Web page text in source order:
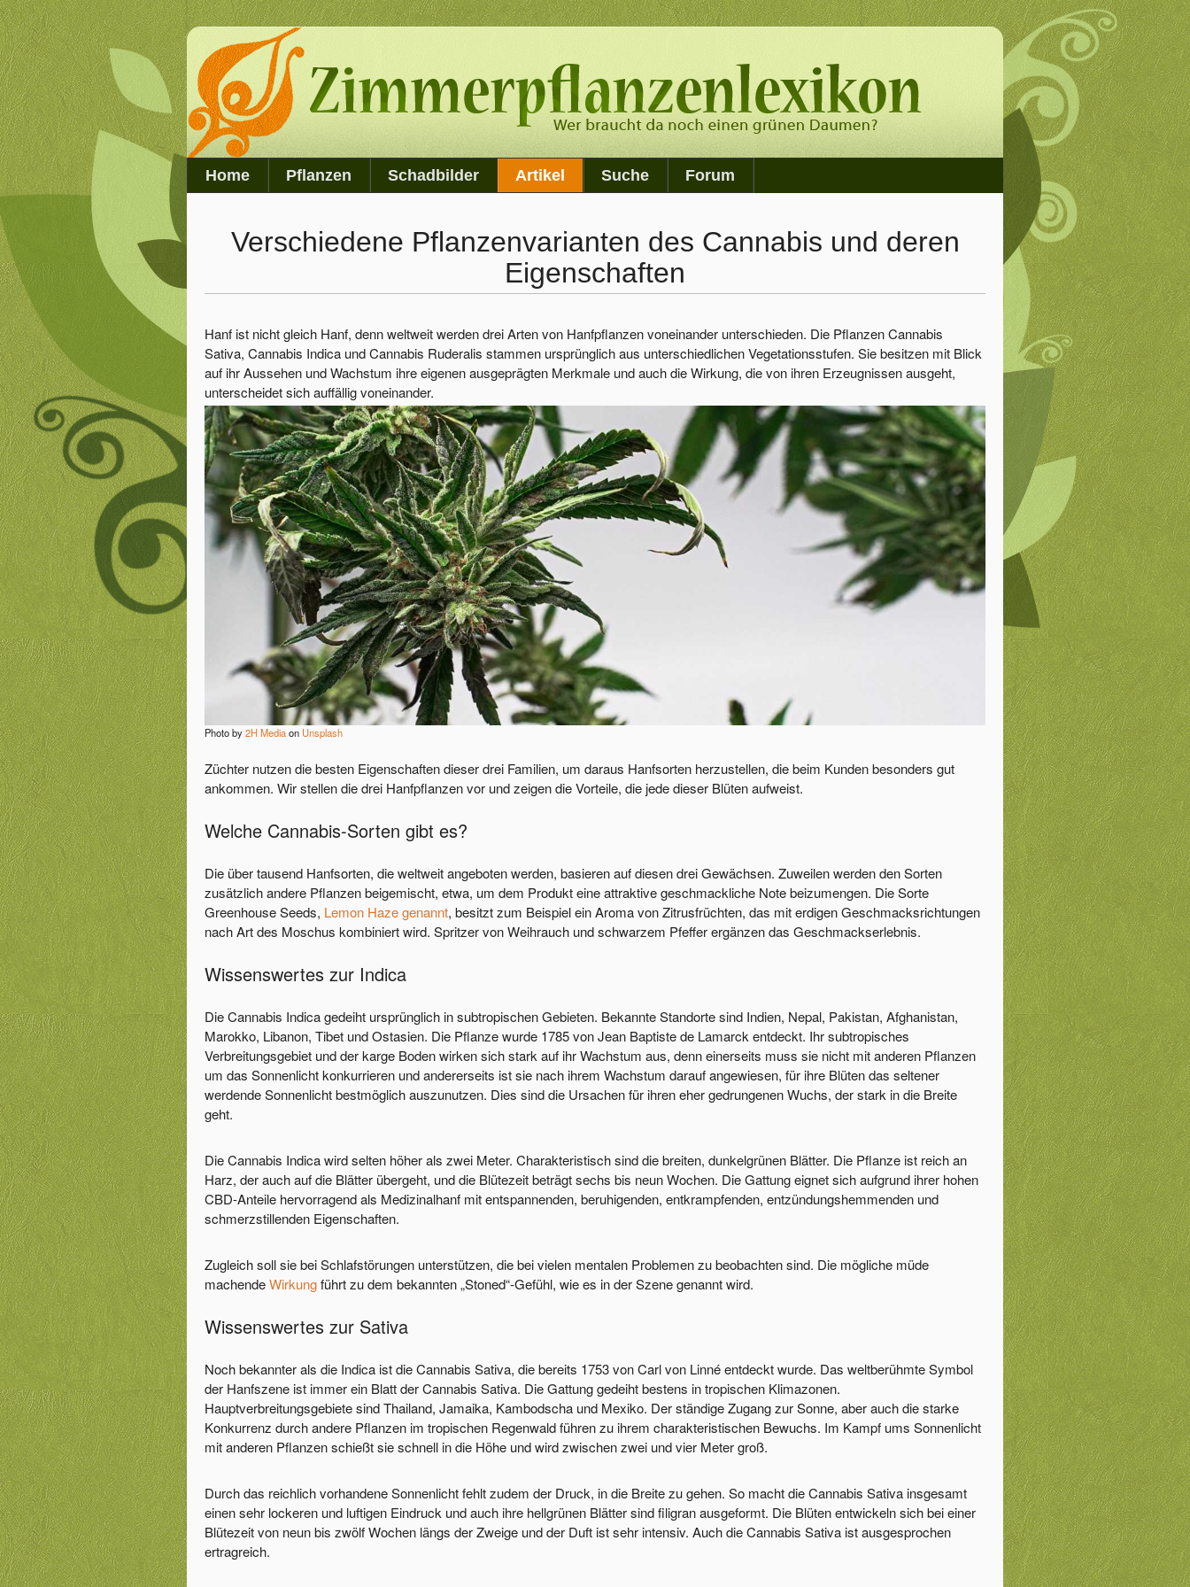
Home Pflanzen Schadbilder Artikel Suche Forum
Verschiedene Pflanzenvarianten des Cannabis und deren
Eigenschaften
Hanf ist nicht gleich Hanf, denn weltweit werden drei Arten von Hanfpflanzen voneinander unterschieden. Die Pflanzen Cannabis
Sativa, Cannabis Indica und Cannabis Ruderalis stammen ursprünglich aus unterschiedlichen Vegetationsstufen. Sie besitzen mit Blick
auf ihr Aussehen und Wachstum ihre eigenen ausgeprägten Merkmale und auch die Wirkung, die von ihren Erzeugnissen ausgeht,
unterscheidet sich auffällig voneinander.
Photo by2H Mediaon Unsplash
Züchter nutzen die besten Eigenschaften dieser drei Familien, um daraus Hanfsorten herzustellen, die beim Kunden besonders gut
ankommen. Wir stellen die drei Hanfpflanzen vor und zeigen die Vorteile, die jede dieser Blüten aufweist.
Welche Cannabis-Sorten gibt es?
Die über tausend Hanfsorten, die weltweit angeboten werden, basieren auf diesen drei Gewächsen. Zuweilen werden den Sorten
zusätzlich andere Pflanzen beigemischt, etwa, um dem Produkt eine attraktive geschmackliche Note beizumengen. Die Sorte
Greenhouse Seeds, Lemon Haze genannt, besitzt zum Beispiel ein Aroma von Zitrusfrüchten, das mit erdigen Geschmacksrichtungen
nach Art des Moschus kombiniert wird. Spritzer von Weihrauch und schwarzem Pfeffer ergänzen das Geschmackserlebnis.
Wissenswertes zur Indica
Die Cannabis Indica gedeiht ursprünglich in subtropischen Gebieten. Bekannte Standorte sind Indien, Nepal, Pakistan, Afghanistan,
Marokko, Libanon, Tibet und Ostasien. Die Pflanze wurde 1785 von Jean Baptiste de Lamarck entdeckt. Ihr subtropisches
Verbreitungsgebiet und der karge Boden wirken sich stark auf ihr Wachstum aus, denn einerseits muss sie nicht mit anderen Pflanzen
um das Sonnenlicht konkurrieren und andererseits ist sie nach ihrem Wachstum darauf angewiesen, für ihre Blüten das seltener
werdende Sonnenlicht bestmöglich auszunutzen. Dies sind die Ursachen für ihren eher gedrungenen Wuchs, der stark in die Breite
geht.
Die Cannabis Indica wird selten höher als zwei Meter. Charakteristisch sind die breiten, dunkelgrünen Blätter. Die Pflanze ist reich an
Harz, der auch auf die Blätter übergeht, und die Blütezeit beträgt sechs bis neun Wochen. Die Gattung eignet sich aufgrund ihrer hohen
CBD-Anteile hervorragend als Medizinalhanf mit entspannenden, beruhigenden, entkrampfenden, entzündungshemmenden und
schmerzstillenden Eigenschaften.
Zugleich soll sie bei Schlafstörungen unterstützen, die bei vielen mentalen Problemen zu beobachten sind. Die mögliche müde
machendeWirkungführt zu dem bekannten „Stoned“-Gefühl, wie es in der Szene genannt wird.
Wissenswertes zur Sativa
Noch bekannter als die Indica ist die Cannabis Sativa, die bereits 1753 von Carl von Linné entdeckt wurde. Das weltberühmte Symbol
der Hanfszene ist immer ein Blatt der Cannabis Sativa. Die Gattung gedeiht bestens in tropischen Klimazonen.
Hauptverbreitungsgebiete sind Thailand, Jamaika, Kambodscha und Mexiko. Der ständige Zugang zur Sonne, aber auch die starke
Konkurrenz durch andere Pflanzen im tropischen Regenwald führen zu ihrem charakteristischen Bewuchs. Im Kampf ums Sonnenlicht
mit anderen Pflanzen schießt sie schnell in die Höhe und wird zwischen zwei und vier Meter groß.
Durch das reichlich vorhandene Sonnenlicht fehlt zudem der Druck, in die Breite zu gehen. So macht die Cannabis Sativa insgesamt
einen sehr lockeren und luftigen Eindruck und auch ihre hellgrünen Blätter sind filigran ausgeformt. Die Blüten entwickeln sich bei einer
Blütezeit von neun bis zwölf Wochen längs der Zweige und der Duft ist sehr intensiv. Auch die Cannabis Sativa ist ausgesprochen
ertragreich.